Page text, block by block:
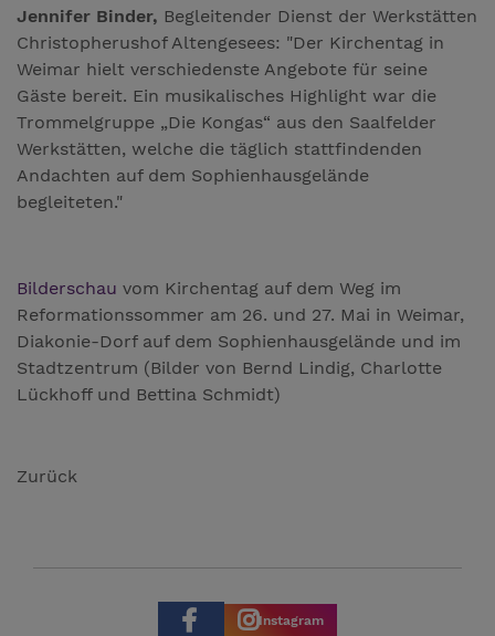
Jennifer Binder, Begleitender Dienst der Werkstätten
Christopherushof Altengesees: "Der Kirchentag in
Weimar hielt verschiedenste Angebote für seine
Gäste bereit. Ein musikalisches Highlight war die
Trommelgruppe „Die Kongas“ aus den Saalfelder
Werkstätten, welche die täglich stattfindenden
Andachten auf dem Sophienhausgelände
begleiteten."
Bilderschau vom Kirchentag auf dem Weg im
Reformationssommer am 26. und 27. Mai in Weimar,
Diakonie-Dorf auf dem Sophienhausgelände und im
Stadtzentrum (Bilder von Bernd Lindig, Charlotte
Lückhoff und Bettina Schmidt)
Zurück
Instagram